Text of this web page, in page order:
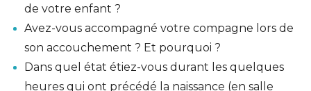
de votre enfant ?
Avez-vous accompagné votre compagne lors de
son accouchement ? Et pourquoi ?
Dans quel état étiez-vous durant les quelques
heures qui ont précédé la naissance (en salle